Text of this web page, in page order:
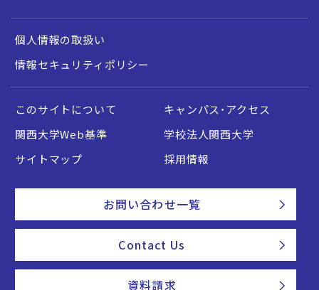
個人情報の取扱い
情報セキュリティポリシー
このサイトについて
キャンパス・アクセス
関西大学Web基準
学校法人関西大学
サイトマップ
採用情報
お問い合わせ一覧
Contact Us
資料請求